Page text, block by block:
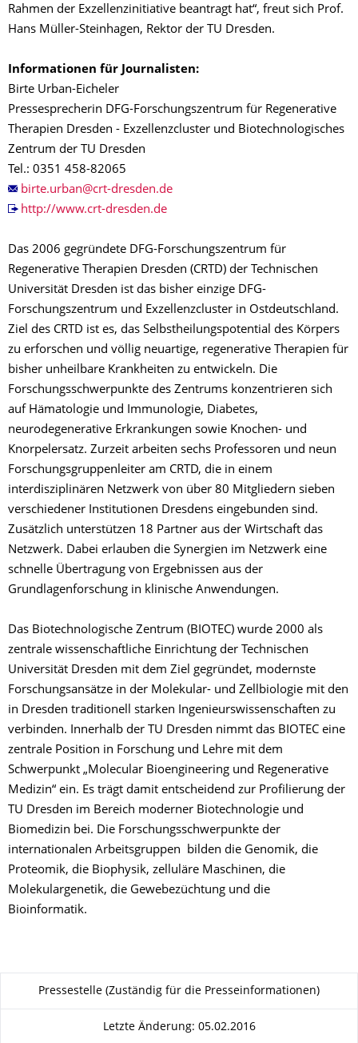
Rahmen der Exzellenzinitiative beantragt hat“, freut sich Prof.
Hans Müller-Steinhagen, Rektor der TU Dresden.
Informationen für Journalisten:
Birte Urban-Eicheler
Pressesprecherin DFG-Forschungszentrum für Regenerative
Therapien Dresden - Exzellenzcluster und Biotechnologisches
Zentrum der TU Dresden
Tel.: 0351 458-82065
http://www.crt-dresden.de
Das 2006 gegründete DFG-Forschungszentrum für
Regenerative Therapien Dresden (CRTD) der Technischen
Universität Dresden ist das bisher einzige DFG-
Forschungszentrum und Exzellenzcluster in Ostdeutschland.
Ziel des CRTD ist es, das Selbstheilungspotential des Körpers
zu erforschen und völlig neuartige, regenerative Therapien für
bisher unheilbare Krankheiten zu entwickeln. Die
Forschungsschwerpunkte des Zentrums konzentrieren sich
auf Hämatologie und Immunologie, Diabetes,
neurodegenerative Erkrankungen sowie Knochen- und
Knorpelersatz. Zurzeit arbeiten sechs Professoren und neun
Forschungsgruppenleiter am CRTD, die in einem
interdisziplinären Netzwerk von über 80 Mitgliedern sieben
verschiedener Institutionen Dresdens eingebunden sind.
Zusätzlich unterstützen 18 Partner aus der Wirtschaft das
Netzwerk. Dabei erlauben die Synergien im Netzwerk eine
schnelle Übertragung von Ergebnissen aus der
Grundlagenforschung in klinische Anwendungen.
Das Biotechnologische Zentrum (BIOTEC) wurde 2000 als
zentrale wissenschaftliche Einrichtung der Technischen
Universität Dresden mit dem Ziel gegründet, modernste
Forschungsansätze in der Molekular- und Zellbiologie mit den
in Dresden traditionell starken Ingenieurswissenschaften zu
verbinden. Innerhalb der TU Dresden nimmt das BIOTEC eine
zentrale Position in Forschung und Lehre mit dem
Schwerpunkt „Molecular Bioengineering und Regenerative
Medizin“ ein. Es trägt damit entscheidend zur Profilierung der
TU Dresden im Bereich moderner Biotechnologie und
Biomedizin bei. Die Forschungsschwerpunkte der
internationalen Arbeitsgruppen bilden die Genomik, die
Proteomik, die Biophysik, zelluläre Maschinen, die
Molekulargenetik, die Gewebezüchtung und die
Bioinformatik.
Zu dieser Seite
Pressestelle (Zuständig für die Presseinformationen)
Letzte Änderung: 05.02.2016